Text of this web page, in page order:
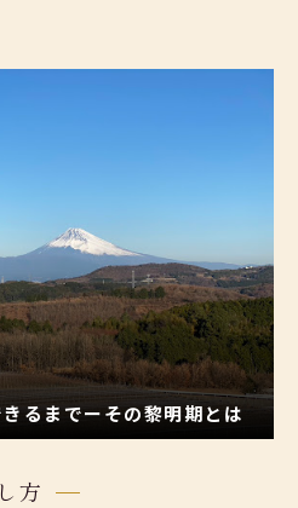
るまでーその黎明期とは
方